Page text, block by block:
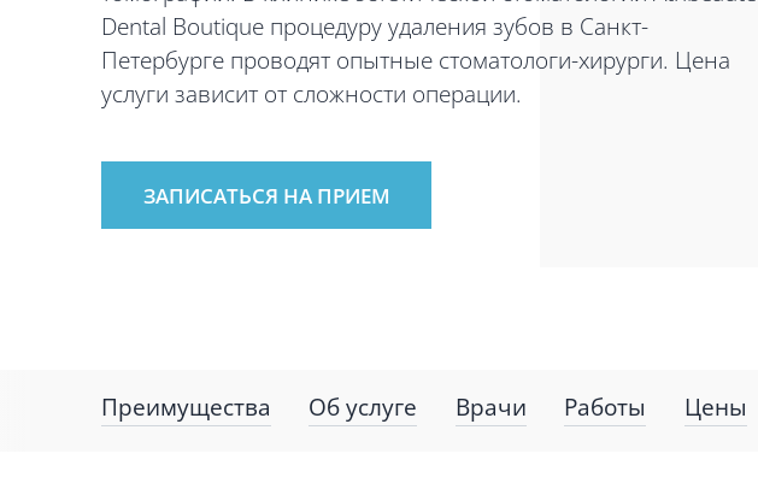
Dental Boutique процедуру удаления зубов в Санкт-
Петербурге проводят опытные стоматологи-хирурги. Цена
услуги зависит от сложности операции.
ЗАПИСАТЬСЯ НА ПРИЕМ
Преимущества Об услуге Врачи Работы Цены